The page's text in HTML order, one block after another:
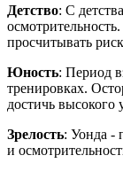
Детство: С
просчитывать
Юность: Период
тренировках.
достичь высокого
Зрелость: Уонда -
и